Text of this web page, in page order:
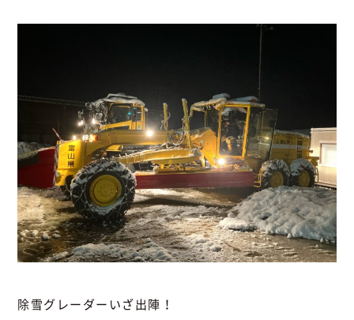
除雪グレーダーいざ出陣！